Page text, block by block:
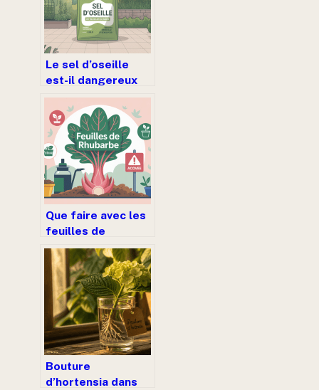
Le sel d’oseille
est-il dangereux
pour les plantes ou
peut-il aider au
jardin ?
Que faire avec les
feuilles de
rhubarbe : idées,
sécurité et
astuces zéro
déchet
Bouture
d’hortensia dans